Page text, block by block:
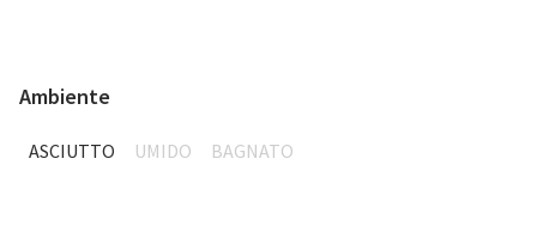
Ambiente
ASCIUTTO UMIDO BAGNATO